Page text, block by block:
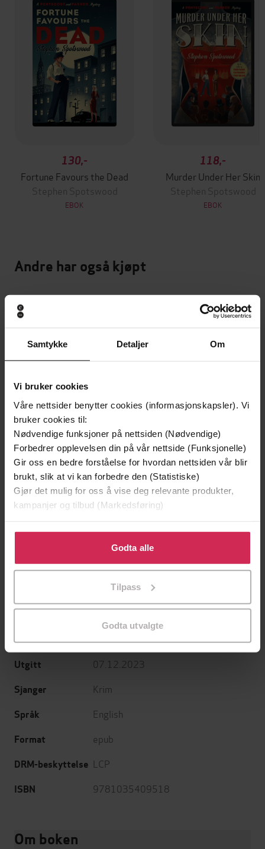
Samtykke Detaljer Om
Vi bruker cookies
Våre nettsider benytter cookies (informasjonskapsler). Vi
bruker cookies til:
Nødvendige funksjoner på nettsiden (Nødvendige)
Forbedrer opplevelsen din på vår nettside (Funksjonelle)
Gir oss en bedre forståelse for hvordan nettsiden vår blir
brukt, slik at vi kan forbedre den (Statistiske)
Gjør det mulig for oss å vise deg relevante produkter,
kampanjer og tilbud (Markedsføring)
Klikk på «Godta alle» for å gi oss ditt samtykke til å
bruke cookies for alle disse formålene. Du kan også
tilpasse ditt samtykke til spesifikke formål ved å klikke
Godta alle
Tilpass
Godta utvalgte
130,-
Fortune Favours the Dead
Stephen Spotswood
EBOK
118,-
Murder Under Her Skin
Stephen Spotswood
EBOK
Andre har også kjøpt
199,-
Minnesota
Jo Nesbø
Første gang på tilbud
Utskudd
Pentecost & Parker 4
Stephen Spotswood(forfatter)
Forlag Headline
Utgitt 07.12.2023
Sjanger Krim
Språk English
Format epub
DRM-beskyttelse LCP
ISBN 9781035409518
Om boken